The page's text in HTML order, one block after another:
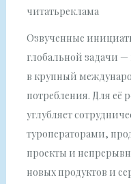
читатьреклама
Озвученные
глобальной задачи —
в крупный
потребления. Для её
углубляет
туроператорами,
проекты и
новых продуктов и